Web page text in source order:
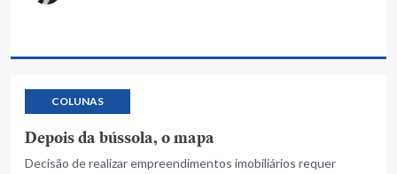
COLUNAS
Depois da bússola, o mapa
Decisão de realizar empreendimentos imobiliários requer